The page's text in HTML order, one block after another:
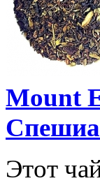
Mount
Этот